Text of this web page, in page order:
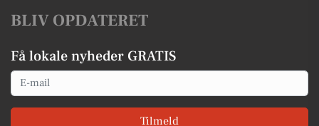
BLIV OPDATERET
Få lokale nyheder GRATIS
Email
Tilmeld